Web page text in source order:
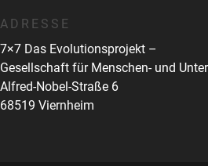
ADRESSE
7×7 Das Evolutionsprojekt –
Gesellschaft für Menschen- und
Alfred-Nobel-Straße 6
68519 Viernheim